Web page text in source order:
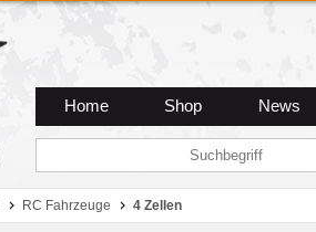
Home Shop News
RC Fahrzeuge 4 Zellen